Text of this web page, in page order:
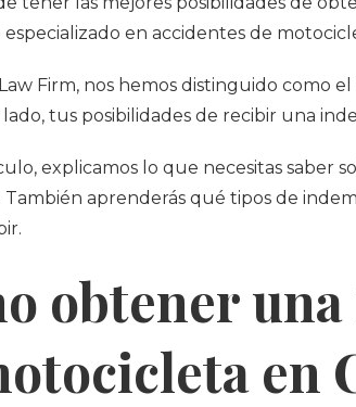
en accidentes de
Firm, nos hemos distinguido como
tus posibilidades de recibir una
explicamos lo que necesitas saber
También aprenderás qué tipos de
obtener
en